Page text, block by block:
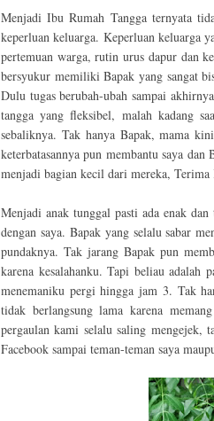
Menjadi Ibu Rumah Tangga ternyata
keperluan keluarga. Keperluan keluarga
pertemuan warga, rutin urus dapur dan
bersyukur memiliki Bapak yang sangat
Dulu tugas berubah-ubah sampai
tangga yang fleksibel, malah kadang
sebaliknya. Tak hanya Bapak, mama
keterbatasannya pun membantu saya
menjadi bagian kecil dari mereka, Terima
Menjadi anak tunggal pasti ada enak
dengan saya. Bapak yang selalu sabar
pundaknya. Tak jarang Bapak pun
karena kesalahanku. Tapi beliau adalah
menemaniku pergi hingga jam 3. Tak
tidak berlangsung lama karena
pergaulan kami selalu saling mengejek,
Facebook sampai teman-teman saya